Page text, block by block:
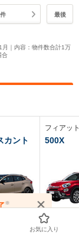
最後
｜内容：物件数合計1万
合
カント
フィアッ
500X
286.2～
※
お気に入り